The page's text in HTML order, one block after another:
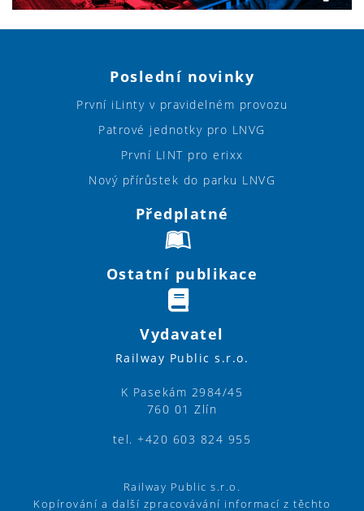
Poslední novinky
První iLinty v pravidelném provozu
Patrové jednotky pro LNVG
První LINT pro erixx
Nový přírůstek do parku LNVG
Předplatné
Ostatní publikace
Vydavatel
Railway Public s.r.o.
K Pasekám 2984/45
760 01 Zlín
tel. +420 603 824 955
Railway Public s.r.o.
Kopírování a další zpracovávání informací z těchto